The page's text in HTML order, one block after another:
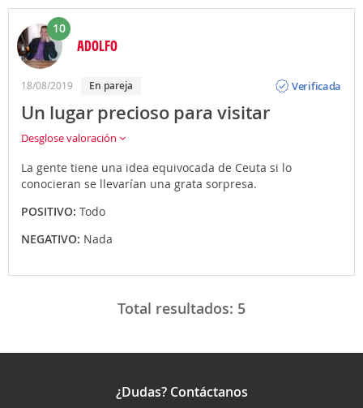
10
ADOLFO
18/08/2019 En pareja
Verificada
Un lugar precioso para visitar
Desglose valoración
La gente tiene una idea equivocada de Ceuta si lo
conocieran se llevarían una grata sorpresa.
POSITIVO: Todo
NEGATIVO: Nada
Total resultados: 5
¿Dudas? Contáctanos